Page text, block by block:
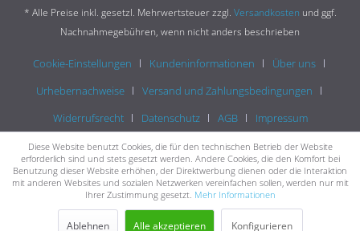
* Alle Preise inkl. gesetzl. Mehrwertsteuer zzgl. Versandkosten und ggf.
Nachnahmegebühren, wenn nicht anders beschrieben
Cookie-Einstellungen Kundeninformationen
Über uns
Urhebernachweise
Versand und Zahlungsbedingungen
Widerrufsrecht
Datenschutz AGB Impressum
Diese Website benutzt Cookies, die für den technischen Betrieb der Website
erforderlich sind und stets gesetzt werden. Andere Cookies, die den Komfort bei
Benutzung dieser Website erhöhen, der Direktwerbung dienen oder die Interaktion
mit anderen Websites und sozialen Netzwerken vereinfachen sollen, werden nur mit
Ihrer Zustimmung gesetzt. Mehr Informationen
Ablehnen Alle akzeptieren Konfigurieren